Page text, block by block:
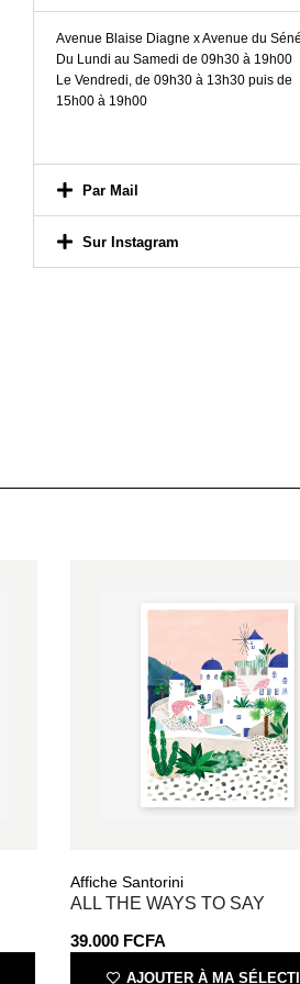
Avenue Blaise Diagne x Avenue du
Du Lundi au Samedi de 09h30 à 19h00
Le Vendredi, de 09h30 à 13h30 puis de
15h00 à 19h00
Par Mail
Sur Instagram
Affiche Santorini
ALL THE WAYS TO SAY
39.000 FCFA
AJOUTER À MA